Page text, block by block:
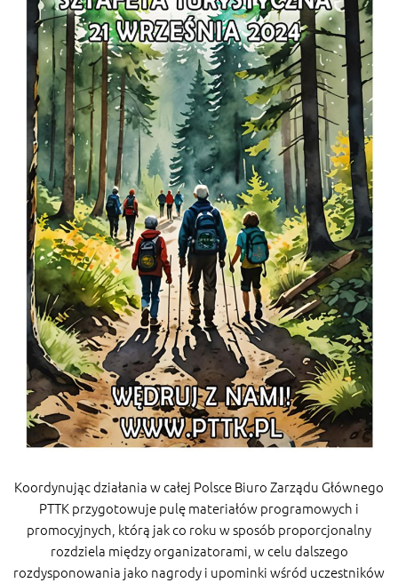
Koordynując działania w całej Polsce Biuro Zarządu Głównego
PTTK przygotowuje pulę materiałów programowych i
promocyjnych, którą jak co roku w sposób proporcjonalny
rozdziela między organizatorami, w celu dalszego
rozdysponowania jako nagrody i upominki wśród uczestników